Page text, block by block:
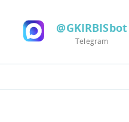
@GKIRBISbot
Telegram